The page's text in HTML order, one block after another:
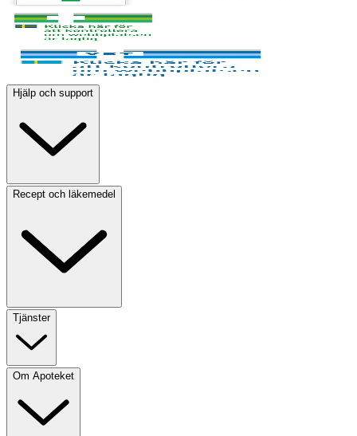
Hjälp och support
Recept och läkemedel
Tjänster
Om Apoteket